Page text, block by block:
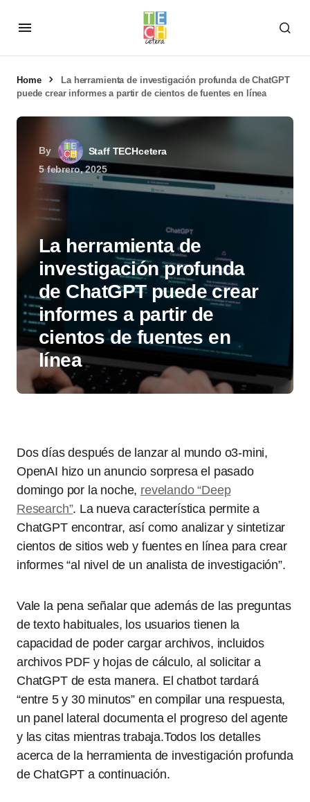
Home
La herramienta de investigación profunda de ChatGPT
puede crear informes a partir de cientos de fuentes en línea
By
Staff TECHcetera
5 febrero, 2025
La herramienta de
investigación profunda
de ChatGPT puede crear
informes a partir de
cientos de fuentes en
línea
Dos días después de lanzar al mundo o3-mini,
OpenAI hizo un anuncio sorpresa el pasado
domingo por la noche, revelando “Deep
Research”. La nueva característica permite a
ChatGPT encontrar, así como analizar y sintetizar
cientos de sitios web y fuentes en línea para crear
informes “al nivel de un analista de investigación”.
Vale la pena señalar que además de las preguntas
de texto habituales, los usuarios tienen la
capacidad de poder cargar archivos, incluidos
archivos PDF y hojas de cálculo, al solicitar a
ChatGPT de esta manera. El chatbot tardará
“entre 5 y 30 minutos” en compilar una respuesta,
un panel lateral documenta el progreso del agente
y las citas mientras trabaja.Todos los detalles
acerca de la herramienta de investigación profunda
de ChatGPT a continuación.